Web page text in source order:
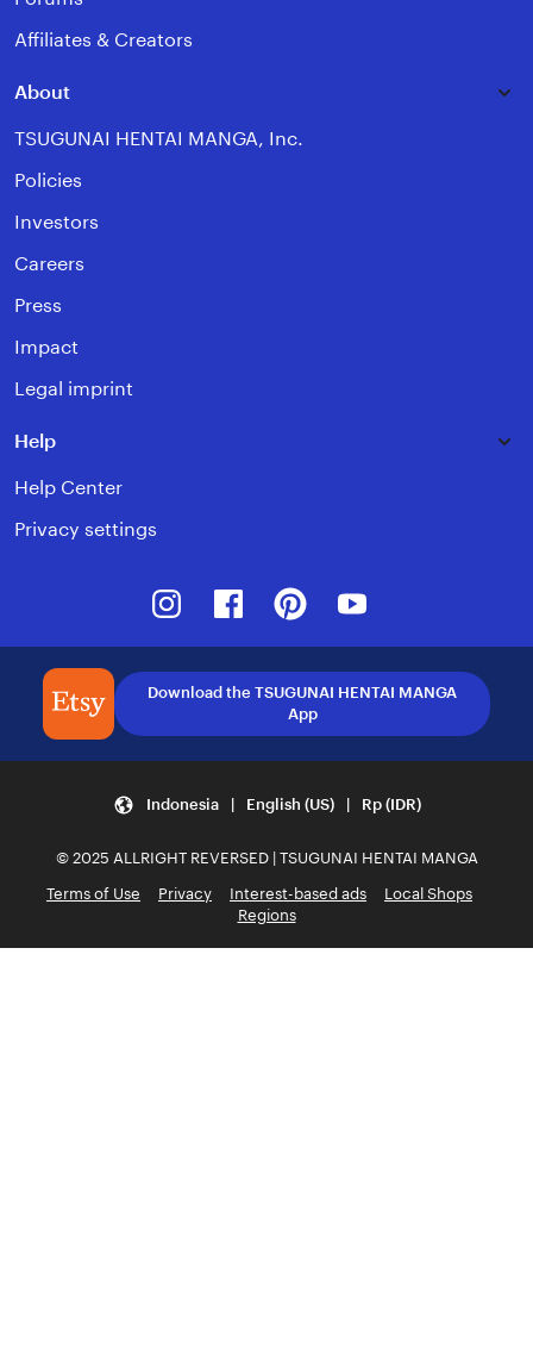
Affiliates & Creators
About
TSUGUNAI HENTAI MANGA, Inc.
Policies
Investors
Careers
Press
Impact
Legal imprint
Help
Help Center
Privacy settings
InstagramFacebookPinterest
Download the TSUGUNAI HENTAI MANGA
App
Indonesia | English (US) | Rp (IDR)
© 2025 ALLRIGHT REVERSED | TSUGUNAI HENTAI MANGA
Terms of Use
Privacy Interest-based ads
Local Shops
Regions